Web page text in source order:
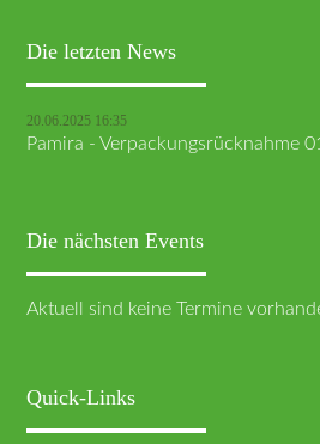
Die letzten News
20.06.2025 16:35
Pamira - Verpackungsrücknahme
Die nächsten Events
Aktuell sind keine Termine
Quick-Links